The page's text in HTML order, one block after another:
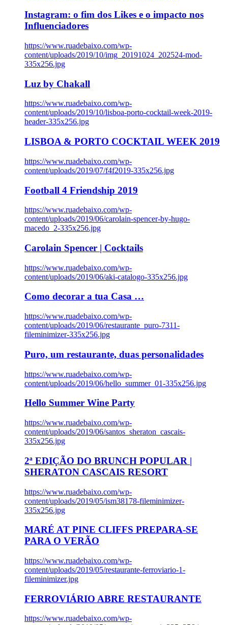
Instagram: o fim dos Likes e o impacto nos
Influenciadores
https://www.ruadebaixo.com/wp-
content/uploads/2019/10/img_20191024_202524-mod-
335x256.jpg
Luz by Chakall
https://www.ruadebaixo.com/wp-
content/uploads/2019/10/lisboa-porto-cocktail-week-2019-
header-335x256.jpg
LISBOA & PORTO COCKTAIL WEEK 2019
https://www.ruadebaixo.com/wp-
content/uploads/2019/07/f4f2019-335x256.jpg
Football 4 Friendship 2019
https://www.ruadebaixo.com/wp-
content/uploads/2019/06/carolain-spencer-by-hugo-
macedo_2-335x256.jpg
Carolain Spencer | Cocktails
https://www.ruadebaixo.com/wp-
content/uploads/2019/06/aki-catalogo-335x256.jpg
Como decorar a tua Casa …
https://www.ruadebaixo.com/wp-
content/uploads/2019/06/restaurante_puro-7311-
fileminimizer-335x256.jpg
Puro, um restaurante, duas personalidades
https://www.ruadebaixo.com/wp-
content/uploads/2019/06/hello_summer_01-335x256.jpg
Hello Summer Wine Party
https://www.ruadebaixo.com/wp-
content/uploads/2019/06/santos_sheraton_cascais-
335x256.jpg
2ª EDIÇÃO DO BRUNCH POPULAR |
SHERATON CASCAIS RESORT
https://www.ruadebaixo.com/wp-
content/uploads/2019/05/ism38178-fileminimizer-
335x256.jpg
MARÉ AT PINE CLIFFS PREPARA-SE
PARA O VERÃO
https://www.ruadebaixo.com/wp-
content/uploads/2019/05/restaurante-ferroviario-1-
fileminimizer.jpg
FERROVIÁRIO ABRE RESTAURANTE
https://www.ruadebaixo.com/wp-